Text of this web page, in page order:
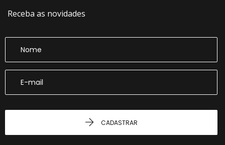
Receba as novidades
CADASTRAR